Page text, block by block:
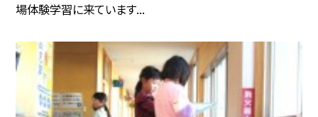
場体験学習に来ています...